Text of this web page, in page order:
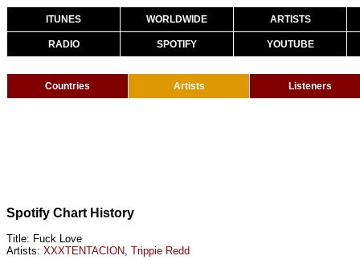
ITUNES WORLDWIDE ARTISTS
RADIO SPOTIFY YOUTUBE
Countries Artists Listeners
Spotify Chart History
Title: Fuck Love
Artists: XXXTENTACION, Trippie Redd